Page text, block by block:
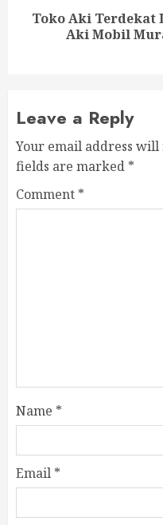
Toko Aki Terdekat
Aki Mobil
Leave a Reply
Your email address will
fields are marked *
Comment *
Name *
Email *